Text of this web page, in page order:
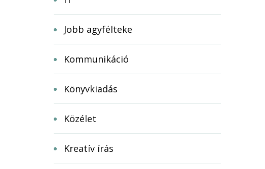
Jobb agyfélteke
Kommunikáció
Könyvkiadás
Közélet
Kreatív írás